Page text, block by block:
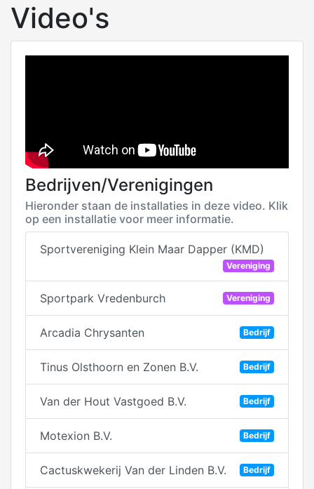
Video's
Bedrijven/Verenigingen
Hieronder staan de installaties in deze video. Klik
op een installatie voor meer informatie.
Sportvereniging Klein Maar Dapper (KMD)
Vereniging
Sportpark Vredenburch Vereniging
Arcadia Chrysanten Bedrijf
Tinus Olsthoorn en Zonen B.V. Bedrijf
Van der Hout Vastgoed B.V. Bedrijf
Motexion B.V. Bedrijf
Cactuskwekerij Van der Linden B.V. Bedrijf